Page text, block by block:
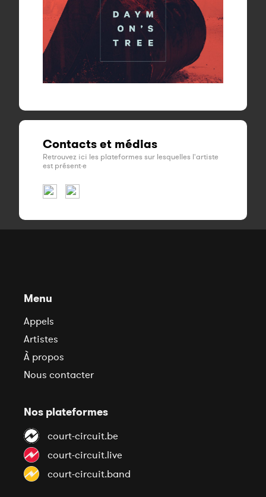
Contacts et médias
Retrouvez ici les plateformes sur lesquelles l'artiste
est présent·e
Menu
Appels
Artistes
À propos
Nous contacter
Nos plateformes
court-circuit.be
court-circuit.live
court-circuit.band